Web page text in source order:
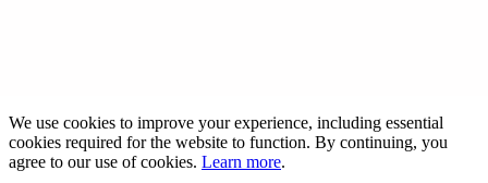
We use cookies to improve your experience, including essential
cookies required for the website to function. By continuing, you
agree to our use of cookies. Learn more.